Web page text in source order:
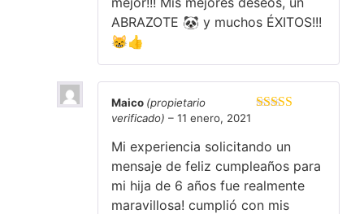
ABRAZOTE 🐼 y muchos ÉXITOS!!!
😸👍
Maico (propietario
verificado) – 11 enero, 2021
Mi experiencia solicitando un
mensaje de feliz cumpleaños para
mi hija de 6 años fue realmente
maravillosa! cumplió con mis